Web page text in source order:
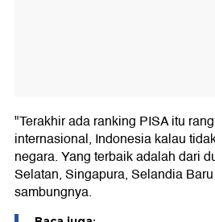
"Terakhir ada ranking PISA itu
internasional, Indonesia kalau
negara. Yang terbaik adalah dari
Selatan, Singapura, Selandia
sambungnya.